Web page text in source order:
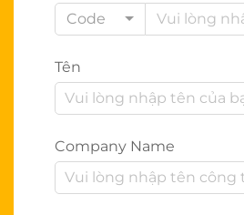
Code
Tên
Company Name